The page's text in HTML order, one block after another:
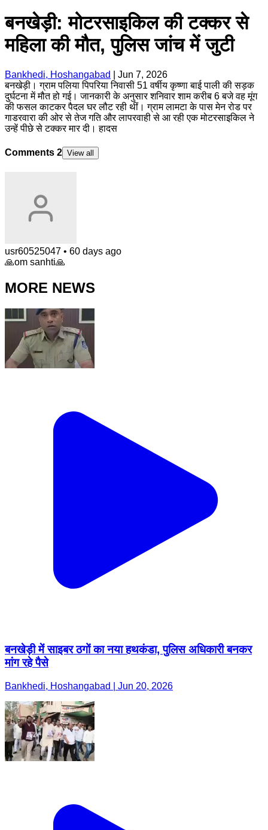
बनखेड़ी: मोटरसाइकिल की टक्कर से
महिला की मौत, पुलिस जांच में जुटी
Bankhedi, Hoshangabad
Jun 7, 2026
बनखेड़ी। ग्राम पलिया पिपरिया निवासी 51 वर्षीय कृष्णा बाई पाली की सड़क
दुर्घटना में मौत हो गई। जानकारी के अनुसार शनिवार शाम करीब 6 बजे वह मूंग
की फसल काटकर पैदल घर लौट रही थीं। ग्राम लामटा के पास मेन रोड पर
गाडरवारा की ओर से तेज गति और लापरवाही से आ रही एक मोटरसाइकिल ने
उन्हें पीछे से टक्कर मार दी। हादस
Comments 2 View all
usr60525047 • 60 days ago
🙏om sanhti🙏
MORE NEWS
बनखेड़ी में साइबर ठगों का नया हथकंडा, पुलिस अधिकारी बनकर
मांग रहे पैसे
Bankhedi, Hoshangabad | Jun 20, 2026